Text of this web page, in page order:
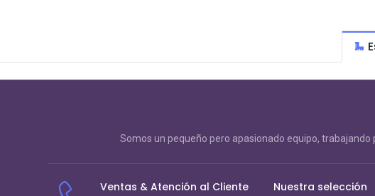
Somos un pequeño pero apasionado equipo,
Ventas & Atención al Cliente Nuestra selección